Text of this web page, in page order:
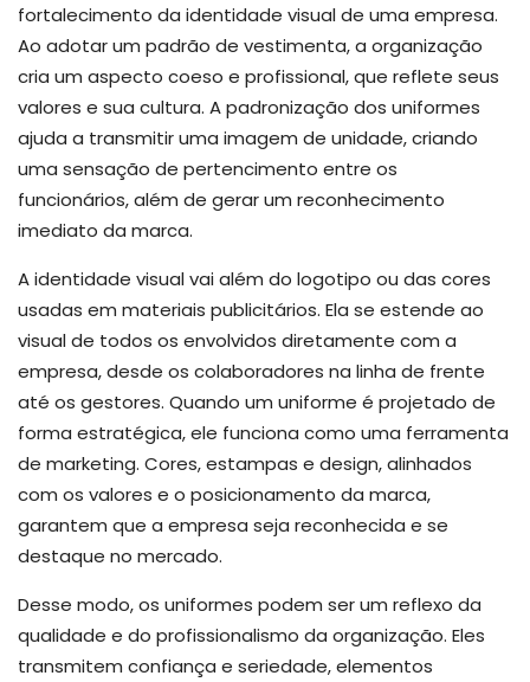
fortalecimento da identidade visual de uma empresa.
Ao adotar um padrão de vestimenta, a organização
cria um aspecto coeso e profissional, que reflete seus
valores e sua cultura. A padronização dos uniformes
ajuda a transmitir uma imagem de unidade, criando
uma sensação de pertencimento entre os
funcionários, além de gerar um reconhecimento
imediato da marca.
A identidade visual vai além do logotipo ou das cores
usadas em materiais publicitários. Ela se estende ao
visual de todos os envolvidos diretamente com a
empresa, desde os colaboradores na linha de frente
até os gestores. Quando um uniforme é projetado de
forma estratégica, ele funciona como uma ferramenta
de marketing. Cores, estampas e design, alinhados
com os valores e o posicionamento da marca,
garantem que a empresa seja reconhecida e se
destaque no mercado.
Desse modo, os uniformes podem ser um reflexo da
qualidade e do profissionalismo da organização. Eles
transmitem confiança e seriedade, elementos